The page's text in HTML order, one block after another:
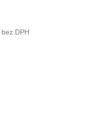
bez DPH